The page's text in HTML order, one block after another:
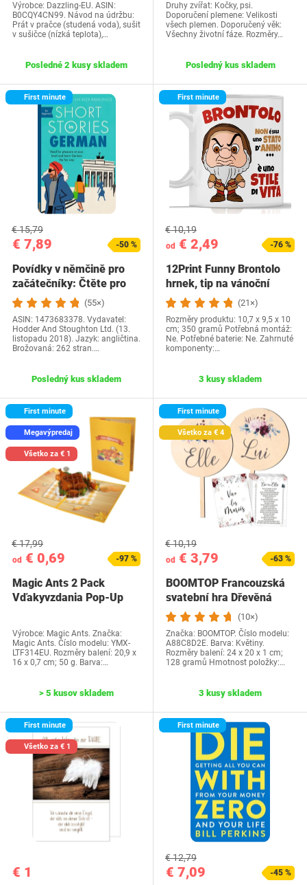
Výrobce: Dazzling-EU. ASIN:
B0CQY4CN99. Návod na údržbu:
Prát v pračce (studená voda), sušit
v sušičce (nízká teplota),…
Posledné 2 kusy skladem
Druhy zvířat: Kočky, psi.
Doporučení plemene: Velikosti
všech plemen. Doporučený věk:
Všechny životní fáze. Rozměry…
Posledný kus skladem
First minute
€ 7,89
€ 15,79
-50 %
Povídky v němčině pro
začátečníky: Čtěte pro
radost na své…(55×)
ASIN: 1473683378. Vydavatel:
Hodder And Stoughton Ltd. (13.
listopadu 2018). Jazyk: angličtina.
Brožovaná: 262 stran.…
Posledný kus skladem
First minute
od € 2,49
€ 10,19
-76 %
12Print Funny Brontolo
hrnek, tip na vánoční
dárek a…
(21×)
Rozměry produktu: 10,7 x 9,5 x 10
cm; 350 gramů Potřebná montáž:
Ne. Potřebné baterie: Ne. Zahrnuté
komponenty:…
3 kusy skladem
First minute
Megavýpredaj
Všetko za € 1
od € 0,69
€ 17,99
-97 %
Magic Ants 2 Pack
Vďakyvzdania Pop-Up
Výrobce: Magic Ants. Značka:
Magic Ants. Číslo modelu: YMX-
LTF314EU. Rozměry balení: 20,9 x
16 x 0,7 cm; 50 g. Barva:…
> 5 kusov skladem
First minute
Všetko za € 4
od € 3,79
€ 10,19
-63 %
BOOMTOP Francouzská
svatební hra Dřevěná
cedulka a kvízové…
(10×)
Značka: BOOMTOP. Číslo modelu:
A88C8D2E. Barva: Květiny.
Rozměry balení: 24 x 20 x 1 cm;
128 gramů Hmotnost položky:…
3 kusy skladem
First minute
Všetko za € 1
€ 1
First minute
€ 7,09
€ 12,79
-45 %